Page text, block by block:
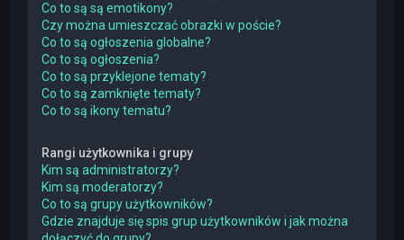
Co to są są emotikony?
Czy można umieszczać obrazki w poście?
Co to są ogłoszenia globalne?
Co to są ogłoszenia?
Co to są przyklejone tematy?
Co to są zamknięte tematy?
Co to są ikony tematu?
Rangi użytkownika i grupy
Kim są administratorzy?
Kim są moderatorzy?
Co to są grupy użytkowników?
Gdzie znajduje się spis grup użytkowników i jak można